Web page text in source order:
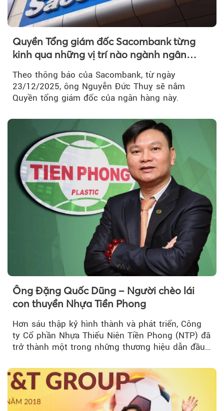
Quyền Tổng giám đốc Sacombank từng
kinh qua những vị trí nào ngành ngân
Theo thông báo của Sacombank, từ ngày
23/12/2025, ông Nguyễn Đức Thuỵ sẽ nắm
Quyền tổng giám đốc của ngân hàng này.
Ông Đặng Quốc Dũng – Người chèo lái
con thuyền Nhựa Tiền Phong
Hơn sáu thập kỷ hình thành và phát triển, Công
ty Cổ phần Nhựa Thiếu Niên Tiền Phong (NTP) đã
trở thành một trong những thương hiệu dẫn đầu